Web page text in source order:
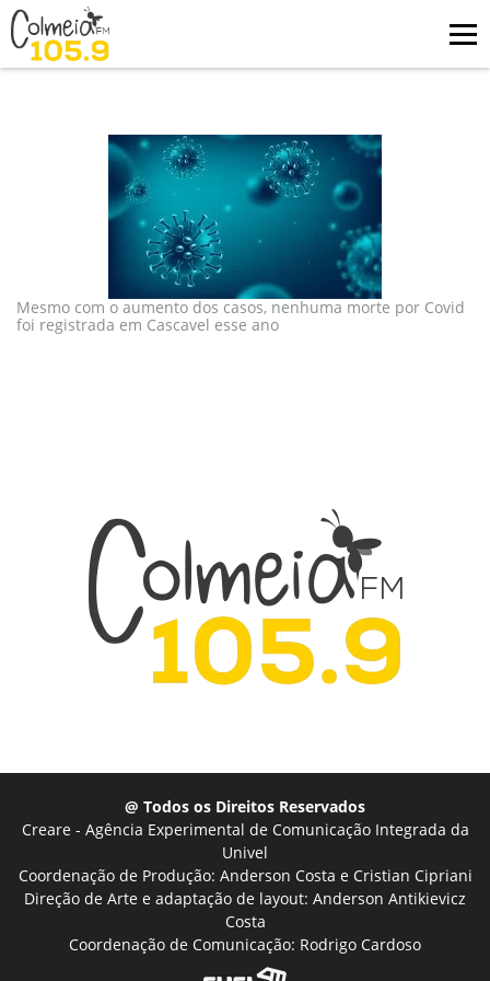
Blog
Mesmo com o aumento dos casos, nenhuma morte por Covid
foi registrada em Cascavel esse ano
@ Todos os Direitos Reservados
Creare - Agência Experimental de Comunicação Integrada da
Univel
Coordenação de Produção: Anderson Costa e Cristian Cipriani
Direção de Arte e adaptação de layout: Anderson Antikievicz
Costa
Coordenação de Comunicação: Rodrigo Cardoso